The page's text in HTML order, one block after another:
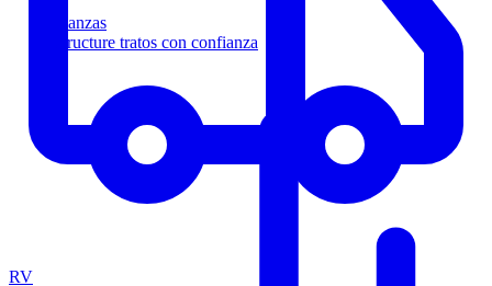
Finanzas
Estructure tratos con confianza
RV